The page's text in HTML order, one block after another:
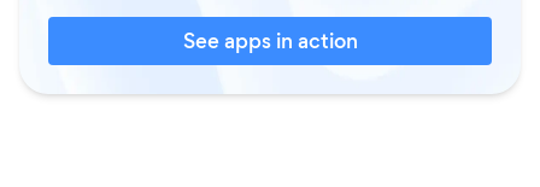
See apps in action